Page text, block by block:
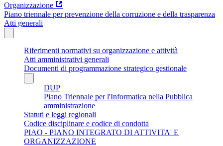
Organizzazione
Piano triennale per prevenzione della corruzione e della trasparenza
Atti generali
Riferimenti normativi su organizzazione e attività
Atti amministrativi generali
Documenti di programmazione strategico gestionale
DUP
Piano Triennale per l'Informatica nella Pubblica
amministrazione
Statuti e leggi regionali
Codice disciplinare e codice di condotta
PIAO - PIANO INTEGRATO DI ATTIVITA' E
ORGANIZZAZIONE